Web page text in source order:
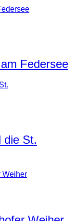
Federsee
die St.